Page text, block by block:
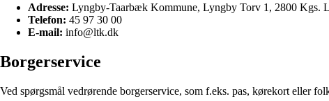
Adresse: Lyngby-Taarbæk Kommune, Lyngby Torv 1, 2800 Kgs.
Telefon: 45 97 30 00
E-mail: info@ltk.dk
Borgerservice
Ved spørgsmål vedrørende borgerservice, som f.eks. pas, kørekort eller